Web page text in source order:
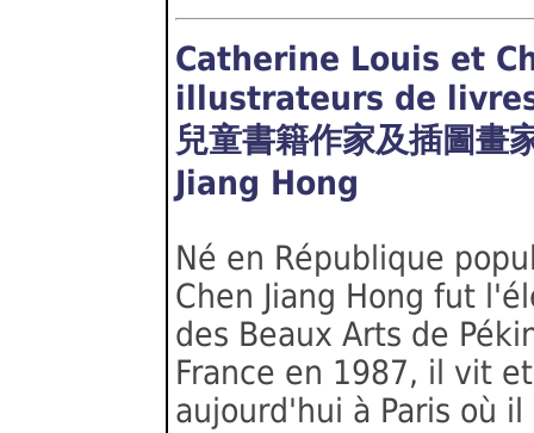
Catherine Louis et
illustrateurs de
兒童書籍作家及插圖
Jiang Hong
Né en République
Chen Jiang Hong fut
des Beaux Arts de
France en 1987, il vit
aujourd'hui à Paris où